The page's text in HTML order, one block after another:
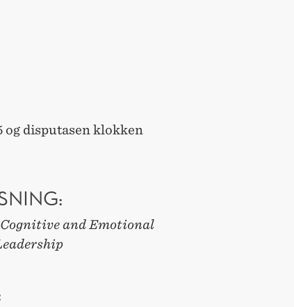
disputasen klokken
and Emotional